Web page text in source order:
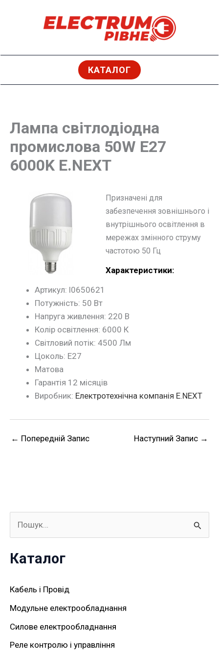
КАТАЛОГ
к
т
и
:
Каталог
Кабель і Провід
Модульне електрообладнання
Силове електрообладнання
Реле контролю і управління
Лампа світлодіодна
промислова 50W E27
6000K E.NEXT
Призначені для
забезпечення зовнішнього і
внутрішнього освітлення в
мережах змінного струму
частотою 50 Гц
Характеристики:
Артикул: l0650621
Потужність: 50 Вт
Напруга живлення: 220 В
Колір освітлення: 6000 К
Світловий потік: 4500 Лм
Цоколь: Е27
Матова
Гарантія 12 місяців
Виробник: Електротехнічна компанія E.NEXT
← Попередній Запис Наступний Запис →